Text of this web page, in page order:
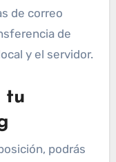
de correo
de
y el servidor.
tu
podrás